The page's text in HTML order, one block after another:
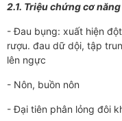
2.1. Triệu chứng cơ năng
- Đau bụng: xuất hiện
rư­­ợu. đau dữ dội, tập
lên ngực
- Nôn, buồn nôn
- Đại tiên phân lỏng đôi